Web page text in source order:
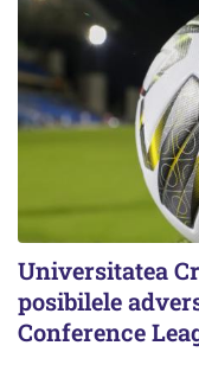
Universitatea
posibilele
Conference